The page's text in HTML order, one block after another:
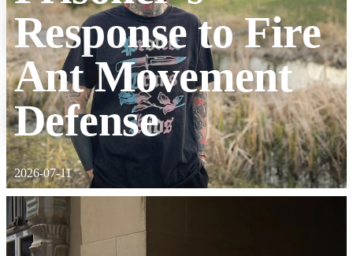
Response to Fire
Ant Movement
Defense
2026-07-11